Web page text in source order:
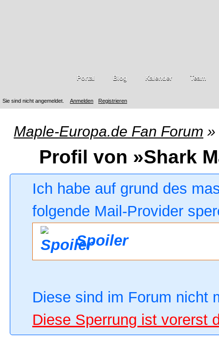
Sie sind nicht angemeldet. Anmelden Registrieren
Portal Blog Kalender Team
Maple-Europa.de Fan Forum »
Profil von »Shark
Ich habe auf grund des
folgende Mail-Provider
Spoiler
Diese sind im Forum nicht
Diese Sperrung ist vorerst